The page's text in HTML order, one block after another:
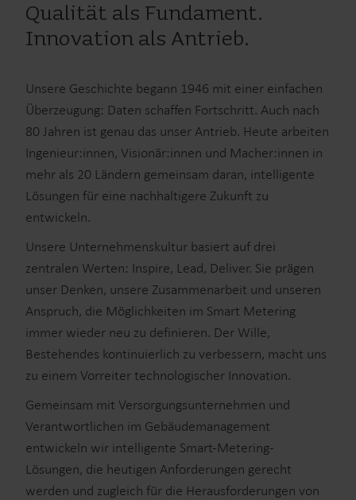
Qualität als Fundament.
Innovation als Antrieb.
Unsere Geschichte begann 1946 mit einer einfachen
Überzeugung: Daten schaffen Fortschritt. Auch nach
80 Jahren ist genau das unser Antrieb. Heute arbeiten
Ingenieur:innen, Visionär:innen und Macher:innen in
mehr als 20 Ländern gemeinsam daran, intelligente
Lösungen für eine nachhaltigere Zukunft zu
entwickeln.
Unsere Unternehmenskultur basiert auf drei
zentralen Werten: Inspire, Lead, Deliver. Sie prägen
unser Denken, unsere Zusammenarbeit und unseren
Anspruch, die Möglichkeiten im Smart Metering
immer wieder neu zu definieren. Der Wille,
Bestehendes kontinuierlich zu verbessern, macht uns
zu einem Vorreiter technologischer Innovation.
Gemeinsam mit Versorgungsunternehmen und
Verantwortlichen im Gebäudemanagement
entwickeln wir intelligente Smart-Metering-
Lösungen, die heutigen Anforderungen gerecht
werden und zugleich für die Herausforderungen von